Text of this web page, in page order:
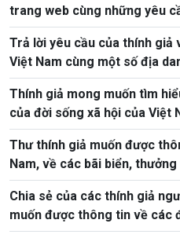
trang web cùng những yêu
sống, xã hội, con người Việt
Trả lời yêu cầu của thính giả
Việt Nam cùng một số địa
Thính giả mong muốn tìm hiểu thông tin về các lĩnh vực
của đời sống xã hội của Việt
Thư thính giả muốn được
Nam, về các bãi biển,
Chia sẻ của các thính giả
muốn được thông tin về các